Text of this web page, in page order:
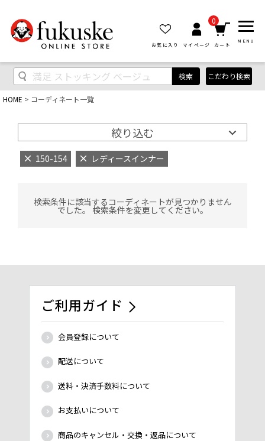
お気に入り マイページ
0
カート
MENU
検索 こだわり検索
HOME コーディネート一覧
絞り込む
150-154 レディースインナー
検索条件に該当するコーディネートが見つかりません
でした。 検索条件を変更してください。
ご利用ガイド
会員登録について
配送について
送料・決済手数料について
お支払いについて
商品のキャンセル・交換・返品について